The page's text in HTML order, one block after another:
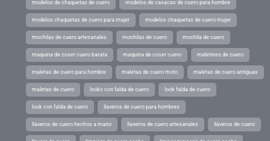
modelos de chaquetas de cuero modelos de casacas de cuero para hombre
modelos chaquetas de cuero para mujer modelos chaquetas de cuero mujer
mochilas de cuero artesanales mochilas de cuero mochila de cuero
maquina de coser cuero barata maquina de coser cuero maletines de cuero
maletas de cuero para hombre maletas de cuero moto maletas de cuero antiguas
maletas de cuero looks con falda de cuero look falda de cuero
look con falda de cuero llaveros de cuero para hombres
llaveros de cuero hechos a mano llaveros de cuero artesanales llaveros de cuero